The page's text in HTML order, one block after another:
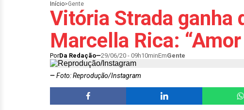
Início>Gente
Vitória Strada ganha
Marcella Rica:
PorDa Redação 29/06/20 - 09h10minEmGente
Foto: Reprodução/Instagram